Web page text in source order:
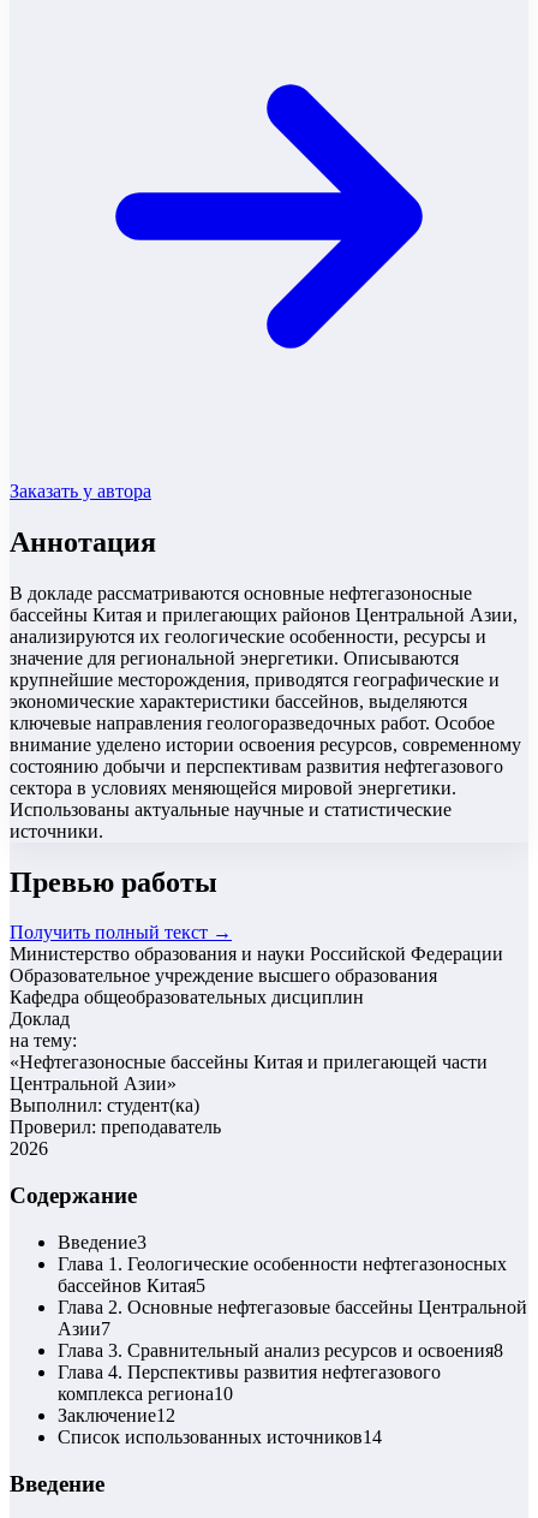
Заказать у автора
Аннотация
В докладе рассматриваются основные нефтегазоносные
бассейны Китая и прилегающих районов Центральной Азии,
анализируются их геологические особенности, ресурсы и
значение для региональной энергетики. Описываются
крупнейшие месторождения, приводятся географические и
экономические характеристики бассейнов, выделяются
ключевые направления геологоразведочных работ. Особое
внимание уделено истории освоения ресурсов, современному
состоянию добычи и перспективам развития нефтегазового
сектора в условиях меняющейся мировой энергетики.
Использованы актуальные научные и статистические
источники.
Превью работы
Получить полный текст →
Министерство образования и науки Российской Федерации
Образовательное учреждение высшего образования
Кафедра общеобразовательных дисциплин
Доклад
на тему:
«Нефтегазоносные бассейны Китая и прилегающей части
Центральной Азии»
Выполнил: студент(ка)
Проверил: преподаватель
2026
Содержание
Введение3
Глава 1. Геологические особенности нефтегазоносных
бассейнов Китая5
Глава 2. Основные нефтегазовые бассейны Центральной
Азии7
Глава 3. Сравнительный анализ ресурсов и освоения8
Глава 4. Перспективы развития нефтегазового
комплекса региона10
Заключение12
Список использованных источников14
Введение